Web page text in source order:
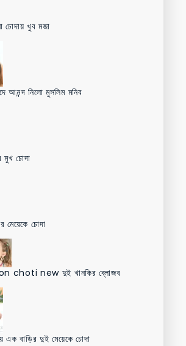
চোদায় খুব মজা
আনন্দ নিলো মুসলিম মনিব
মুখ চোদা
মেয়েকে চোদা
choti new দুই খানকির ব্লোজব
এক বাড়ির দুই মেয়েকে চোদা